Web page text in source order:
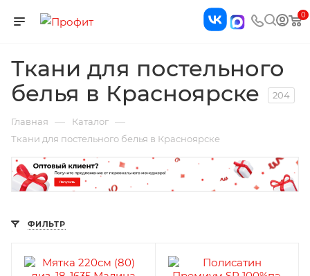
0
Ткани для постельного
белья в Красноярске
204
Главная — Каталог —
Ткани для постельного белья в Красноярске
ФИЛЬТР